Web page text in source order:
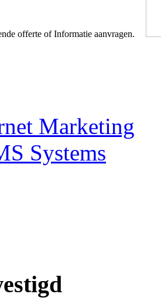
offerte of Informatie aanvragen.
Marketing
Systems